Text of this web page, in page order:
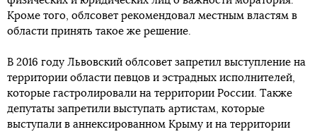
Кроме того, облсовет рекомендовал местным властям в
области принять такое же решение.
В 2016 году Львовский облсовет запретил выступление на
территории области певцов и эстрадных исполнителей,
которые гастролировали на территории России. Также
депутаты запретили выступать артистам, которые
выступали в аннексированном Крыму и на территории